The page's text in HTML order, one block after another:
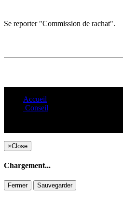
Se reporter "Commission de rachat".
Accueil
Conseil
×Close
Chargement...
Fermer Sauvegarder